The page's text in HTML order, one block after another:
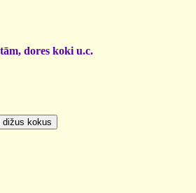
dores koki u.c.